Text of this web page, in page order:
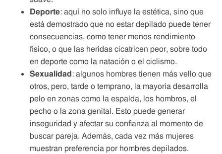
Deporte: aquí no solo influye la estética, sino que
está demostrado que no estar depilado puede tener
consecuencias, como tener menos rendimiento
físico, o que las heridas cicatricen peor, sobre todo
en deporte como la natación o el ciclismo.
Sexualidad: algunos hombres tienen más vello que
otros, pero, tarde o temprano, la mayoría desarrolla
pelo en zonas como la espalda, los hombros, el
pecho o la zona genital. Esto puede generar
inseguridad y afectar su confianza al momento de
buscar pareja. Además, cada vez más mujeres
muestran preferencia por hombres depilados.